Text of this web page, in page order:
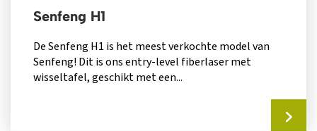
Senfeng H1
De Senfeng H1 is het meest verkochte model van
Senfeng! Dit is ons entry-level fiberlaser met
wisseltafel, geschikt met een...